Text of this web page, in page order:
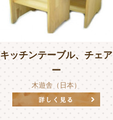
キッチンテーブル、チェア
ー
木遊舎（日本）